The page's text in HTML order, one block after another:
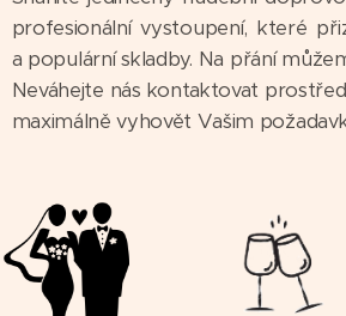
profesionální vystoupení, které
a populární skladby. Na přání
Neváhejte nás kontaktovat
maximálně vyhovět Vašim